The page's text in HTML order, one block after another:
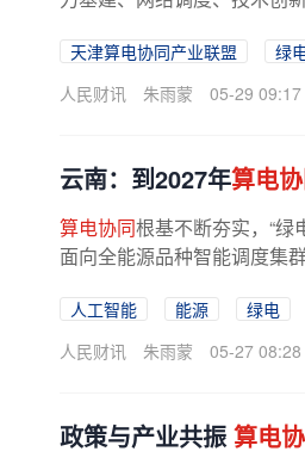
天津算电协同产业联盟 绿
人民财讯
朱雨蒙 05-29 09:17
云南：到2027年算电
算电协同根基不断夯实，“
面向全能源品种智能调度集
人工智能 能源
绿电
人民财讯
朱雨蒙 05-27 08:28
政策与产业共振算电